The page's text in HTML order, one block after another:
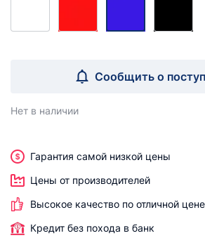
Сообщить о
Нет в наличии
Гарантия самой низкой цены
Цены от производителей
Высокое качество по отличной цене
Кредит без похода в банк